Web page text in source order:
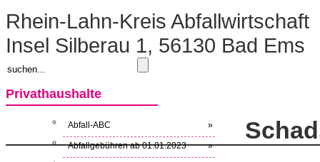
Rhein-Lahn-Kreis Abfallwirtschaft
Insel Silberau 1, 56130 Bad Ems
Privathaushalte
Abfall-ABC »
Abfallgebühren ab 01.01.2023 »